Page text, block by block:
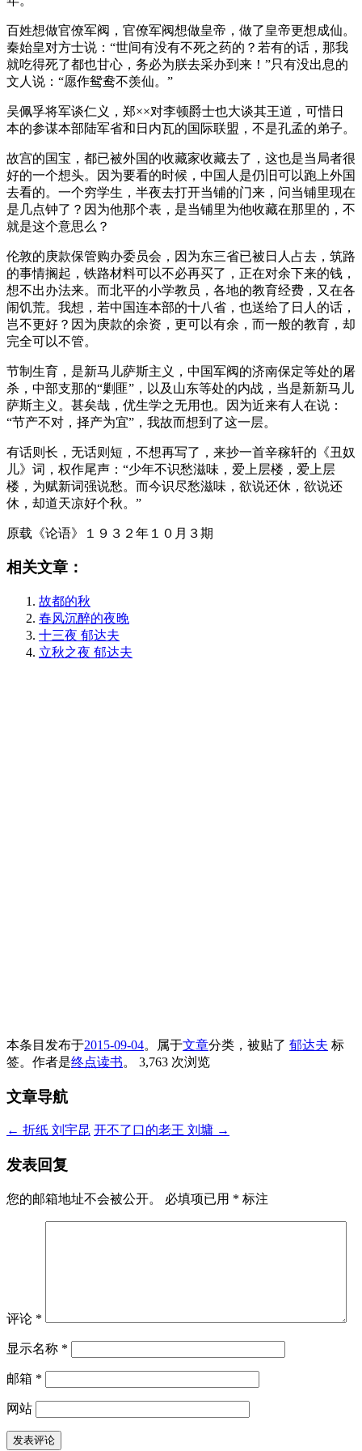
百姓想做官僚军阀，官僚军阀想做皇帝，做了皇帝更想成仙。
秦始皇对方士说：“世间有没有不死之药的？若有的话，那我
就吃得死了都也甘心，务必为朕去采办到来！”只有没出息的
文人说：“愿作鸳鸯不羡仙。”
吴佩孚将军谈仁义，郑××对李顿爵士也大谈其王道，可惜日
本的参谋本部陆军省和日内瓦的国际联盟，不是孔孟的弟子。
故宫的国宝，都已被外国的收藏家收藏去了，这也是当局者很
好的一个想头。因为要看的时候，中国人是仍旧可以跑上外国
去看的。一个穷学生，半夜去打开当铺的门来，问当铺里现在
是几点钟了？因为他那个表，是当铺里为他收藏在那里的，不
就是这个意思么？
伦敦的庚款保管购办委员会，因为东三省已被日人占去，筑路
的事情搁起，铁路材料可以不必再买了，正在对余下来的钱，
想不出办法来。而北平的小学教员，各地的教育经费，又在各
闹饥荒。我想，若中国连本部的十八省，也送给了日人的话，
岂不更好？因为庚款的余资，更可以有余，而一般的教育，却
完全可以不管。
节制生育，是新马儿萨斯主义，中国军阀的济南保定等处的屠
杀，中部支那的“剿匪”，以及山东等处的内战，当是新新马儿
萨斯主义。甚矣哉，优生学之无用也。因为近来有人在说：
“节产不对，择产为宜”，我故而想到了这一层。
有话则长，无话则短，不想再写了，来抄一首辛稼轩的《丑奴
儿》词，权作尾声：“少年不识愁滋味，爱上层楼，爱上层
楼，为赋新词强说愁。而今识尽愁滋味，欲说还休，欲说还
休，却道天凉好个秋。”
原载《论语》１９３２年１０月３期
相关文章：
故都的秋
春风沉醉的夜晚
十三夜 郁达夫
立秋之夜 郁达夫
本条目发布于2015-09-04。属于文章分类，被贴了 郁达夫 标
签。 作者是终点读书。 3,763 次浏览
文章导航
← 折纸 刘宇昆 开不了口的老王 刘墉 →
发表回复
您的邮箱地址不会被公开。 必填项已用 * 标注
评论 *
显示名称 *
邮箱 *
网站